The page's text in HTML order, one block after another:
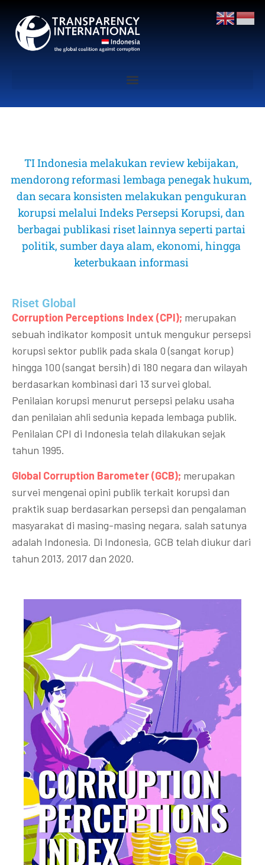
TI Indonesia melakukan review kebijakan,
mendorong reformasi lembaga penegak hukum,
dan secara konsisten melakukan pengukuran
korupsi melalui Indeks Persepsi Korupsi, dan
berbagai publikasi riset lainnya seperti partai
politik, sumber daya alam, ekonomi, hingga
keterbukaan informasi
Riset Global​
Corruption Perceptions Index (CPI); merupakan
sebuah indikator komposit untuk mengukur persepsi
korupsi sektor publik pada skala 0 (sangat korup)
hingga 100 (sangat bersih) di 180 negara dan wilayah
berdasarkan kombinasi dari 13 survei global.
Penilaian korupsi menurut persepsi pelaku usaha
dan penilaian ahli sedunia kepada lembaga publik.
Penilaian CPI di Indonesia telah dilakukan sejak
tahun 1995.
Global Corruption Barometer (GCB); merupakan
survei mengenai opini publik terkait korupsi dan
praktik suap berdasarkan persepsi dan pengalaman
masyarakat di masing-masing negara, salah satunya
adalah Indonesia. Di Indonesia, GCB telah diukur dari
tahun 2013, 2017 dan 2020.